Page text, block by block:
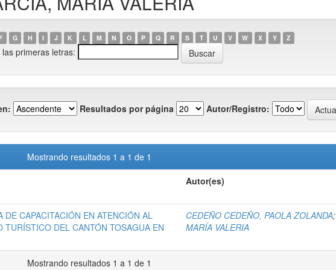
F G H I J K L M N O P Q R S T U V W X Y Z
primeras letras:
Resultados por página Autor/Registro:
Mostrando resultados 1 a 1 de 1
Autor(es)
CAPACITACIÓN EN ATENCIÓN AL
DEL CANTÓN TOSAGUA EN
CEDEÑO CEDEÑO, PAOLA ZOLANDA;
MARÍA VALERIA
Mostrando resultados 1 a 1 de 1